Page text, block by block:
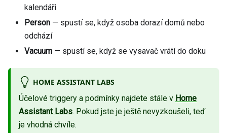
kalendáři
Person — spustí se, když osoba dorazí domů nebo
odchází
Vacuum — spustí se, když se vysavač vrátí do doku
HOME ASSISTANT LABS
Účelové triggery a podmínky najdete stále v Home
Assistant Labs. Pokud jste je ještě nevyzkoušeli, teď
je vhodná chvíle.